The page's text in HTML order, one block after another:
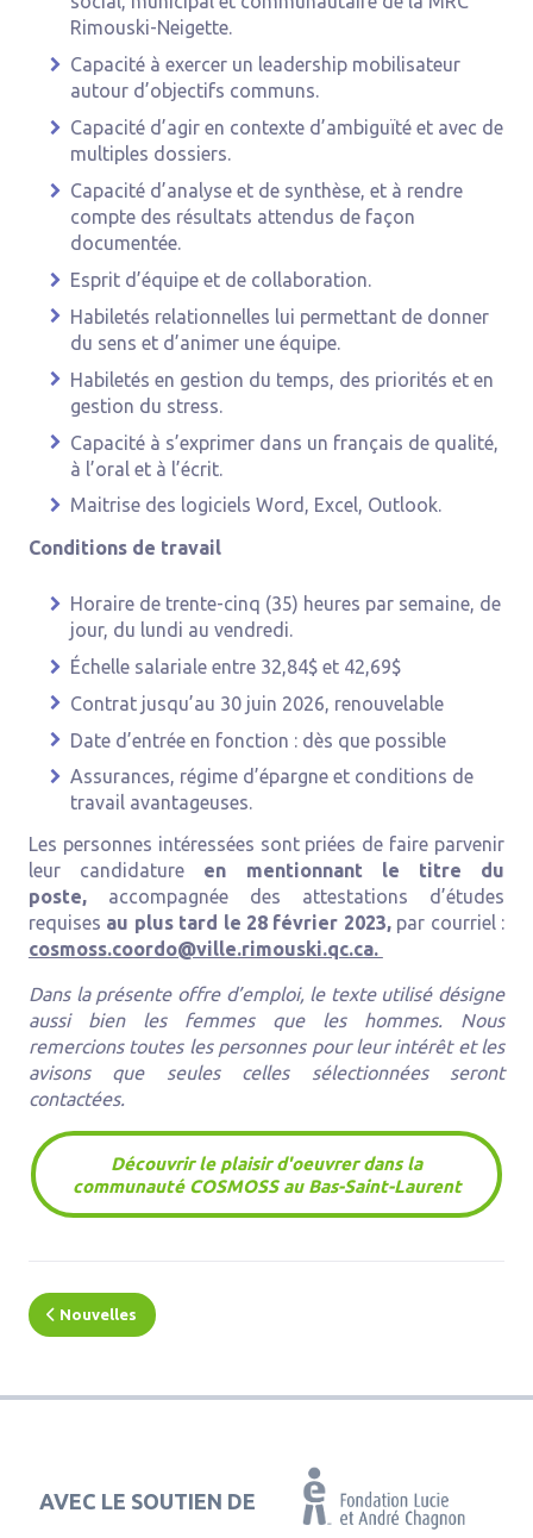
Rimouski-Neigette.
Capacité à exercer un leadership mobilisateur
autour d’objectifs communs.
Capacité d’agir en contexte d’ambiguïté et avec de
multiples dossiers.
Capacité d’analyse et de synthèse, et à rendre
compte des résultats attendus de façon
documentée.
Esprit d’équipe et de collaboration.
Habiletés relationnelles lui permettant de donner
du sens et d’animer une équipe.
Habiletés en gestion du temps, des priorités et en
gestion du stress.
Capacité à s’exprimer dans un français de qualité,
à l’oral et à l’écrit.
Maitrise des logiciels Word, Excel, Outlook.
Conditions de travail
Horaire de trente-cinq (35) heures par semaine, de
jour, du lundi au vendredi.
Échelle salariale entre 32,84$ et 42,69$
Contrat jusqu’au 30 juin 2026, renouvelable
Date d’entrée en fonction : dès que possible
Assurances, régime d’épargne et conditions de
travail avantageuses.
Les personnes intéressées sont priées de faire parvenir
leur candidature en mentionnant le titre du
poste,
accompagnée des attestations d’études
requises au plus tard le 28 février 2023,par courriel :
cosmoss.coordo@ville.rimouski.qc.ca.
Dans la présente offre d’emploi, le texte utilisé désigne
aussi bien les femmes que les hommes. Nous
remercions toutes les personnes pour leur intérêt et les
avisons que seules celles sélectionnées seront
contactées.
Découvrir le plaisir d'oeuvrer dans la
communauté COSMOSS au Bas-Saint-Laurent
Nouvelles
AVEC LE SOUTIEN DE